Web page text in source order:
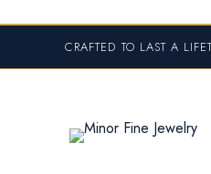
CRAFTED TO LAST A